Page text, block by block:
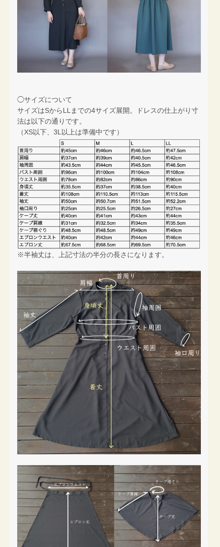
◯サイズについて
サイズはSからLLまでの4サイズ展開。ドレスの仕上がり寸
法は以下の通りです。
（XS以下、3L以上は準備中です）
※半袖丈は、上記寸法の半分の長さになります。